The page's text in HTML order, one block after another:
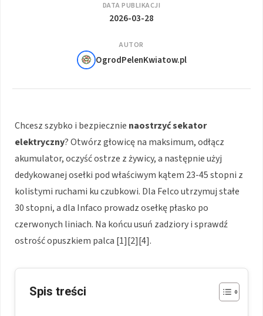
DATA PUBLIKACJI
2026-03-28
AUTOR
OgrodPelenKwiatow.pl
Chcesz szybko i bezpiecznie naostrzyć sekator
elektryczny? Otwórz głowicę na maksimum, odłącz
akumulator, oczyść ostrze z żywicy, a następnie użyj
dedykowanej osełki pod właściwym kątem 23-45 stopni z
kolistymi ruchami ku czubkowi. Dla Felco utrzymuj stałe
30 stopni, a dla Infaco prowadz osełkę płasko po
czerwonych liniach. Na końcu usuń zadziory i sprawdź
ostrość opuszkiem palca [1][2][4].
Spis treści